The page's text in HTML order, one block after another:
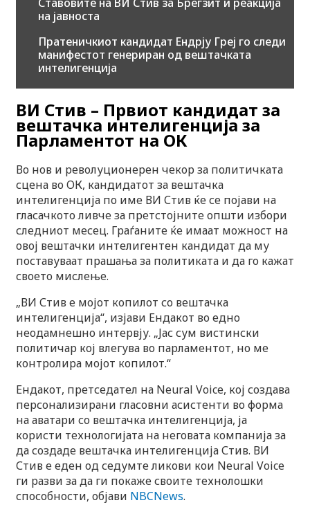
на јавноста
Пратеничкиот кандидат Ендрју Греј го следи
манифестот генериран од вештачката
интелигенција
ВИ Стив – Првиот кандидат за
вештачка интелигенција за
Парламентот на ОК
Во нов и револуционерен чекор за политичката
сцена во ОК, кандидатот за вештачка
интелигенција по име ВИ Стив ќе се појави на
гласачкото ливче за претстојните општи избори
следниот месец. Граѓаните ќе имаат можност на
овој вештачки интелигентен кандидат да му
поставуваат прашања за политиката и да го кажат
своето мислење.
„ВИ Стив е мојот копилот со вештачка
интелигенција“, изјави Ендакот во едно
неодамнешно интервју. „Јас сум вистински
политичар кој влегува во парламентот, но ме
контролира мојот копилот.“
Ендакот, претседател на Neural Voice, кој создава
персонализирани гласовни асистенти во форма
на аватари со вештачка интелигенција, ја
користи технологијата на неговата компанија за
да создаде вештачка интелигенција Стив. ВИ
Стив е еден од седумте ликови кои Neural Voice
ги разви за да ги покаже своите технолошки
способности, објави NBCNews.